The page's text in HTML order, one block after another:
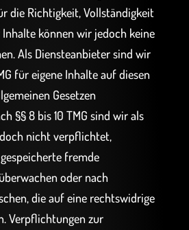
die Richtigkeit, Vollständigkeit
können wir jedoch keine
Als Diensteanbieter sind wir
für eigene Inhalte auf diesen
Gesetzen
§§ 8 bis 10 TMG sind wir als
nicht verpflichtet,
fremde
oder nach
die auf eine rechtswidrige
Verpflichtungen zur